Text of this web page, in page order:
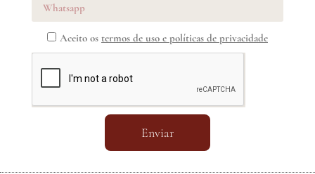
Aceito os termos de uso e políticas de privacidade
Enviar